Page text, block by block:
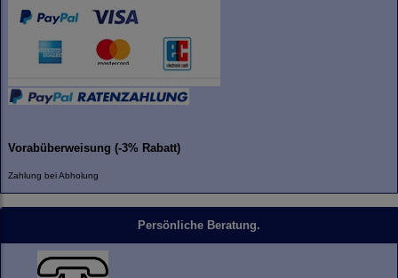
Vorabüberweisung (-3% Rabatt)
Zahlung bei Abholung
Persönliche Beratung.